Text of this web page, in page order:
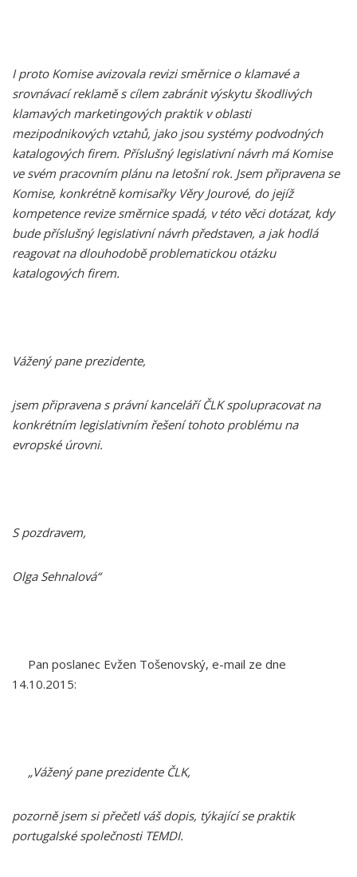
I proto Komise avizovala revizi směrnice o klamavé a
srovnávací reklamě s cílem zabránit výskytu škodlivých
klamavých marketingových praktik v oblasti
mezipodnikových vztahů, jako jsou systémy podvodných
katalogových firem. Příslušný legislativní návrh má Komise
ve svém pracovním plánu na letošní rok. Jsem připravena se
Komise, konkrétně komisařky Věry Jourové, do jejíž
kompetence revize směrnice spadá, v této věci dotázat, kdy
bude příslušný legislativní návrh představen, a jak hodlá
reagovat na dlouhodobě problematickou otázku
katalogových firem.
Vážený pane prezidente,
jsem připravena s právní kanceláří ČLK spolupracovat na
konkrétním legislativním řešení tohoto problému na
evropské úrovni.
S pozdravem,
Olga Sehnalová“
Pan poslanec Evžen Tošenovský, e-mail ze dne
14.10.2015:
„Vážený pane prezidente ČLK,
pozorně jsem si přečetl váš dopis, týkající se praktik
portugalské společnosti TEMDI.